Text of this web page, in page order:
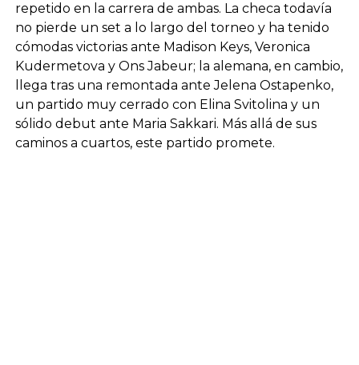
repetido en la carrera de ambas. La checa todavía
no pierde un set a lo largo del torneo y ha tenido
cómodas victorias ante Madison Keys, Veronica
Kudermetova y Ons Jabeur; la alemana, en cambio,
llega tras una remontada ante Jelena Ostapenko,
un partido muy cerrado con Elina Svitolina y un
sólido debut ante Maria Sakkari. Más allá de sus
caminos a cuartos, este partido promete.